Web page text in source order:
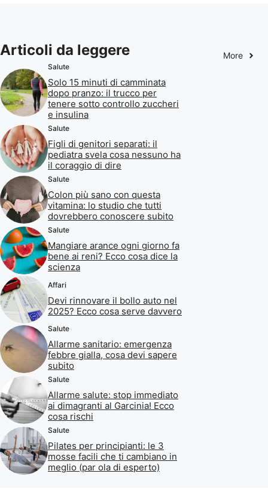
Articoli da leggere More
Salute
Solo 15 minuti di camminata
dopo pranzo: il trucco per
tenere sotto controllo zuccheri
e insulina
Salute
Figli di genitori separati: il
pediatra svela cosa nessuno ha
il coraggio di dire
Salute
Colon più sano con questa
vitamina: lo studio che tutti
dovrebbero conoscere subito
Salute
Mangiare arance ogni giorno fa
bene ai reni? Ecco cosa dice la
scienza
Affari
Devi rinnovare il bollo auto nel
2025? Ecco cosa serve davvero
Salute
Allarme sanitario: emergenza
febbre gialla, cosa devi sapere
subito
Salute
Allarme salute: stop immediato
ai dimagranti al Garcinia! Ecco
cosa rischi
Salute
Pilates per principianti: le 3
mosse facili che ti cambiano in
meglio (par ola di esperto)